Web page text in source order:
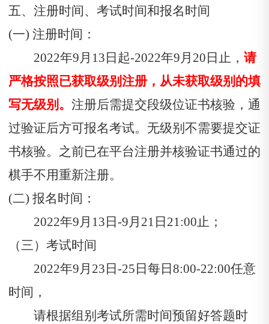
五、注册时间、考试时间和报名时间
(一) 注册时间：
2022年9月13 日 起-2022年9月20日止，请
严格按照已获取级别注册，从未获取级别的填
写无级别。 注册后需提交段级位证书核验，通
过验证后方可报名考试。无级别不需要提交证
书核验。之前已在平台注册并核验证书通过的
棋手不用重新注册。
(二) 报名时间：
2022年9月13 日-9月21日21:00止；
（三）考试时间
2022年9月23日-25日每日8:00-22:00任意
时间，
请根据组别考试所需时间预留好答题时